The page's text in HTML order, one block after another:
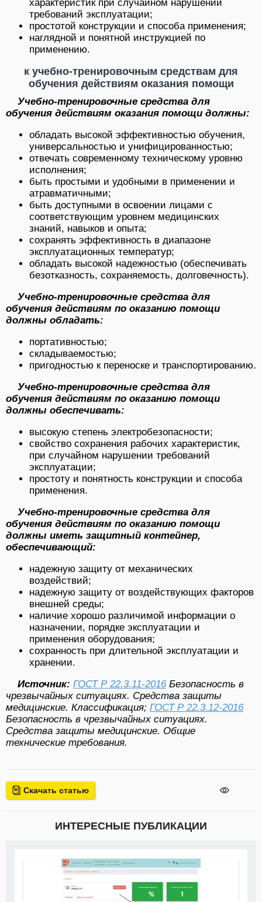
характеристик при случайном нарушении
требований эксплуатации;
простотой конструкции и способа применения;
наглядной и понятной инструкцией по
применению.
к учебно-тренировочным средствам для
обучения действиям оказания помощи
Учебно-тренировочные средства для
обучения действиям оказания помощи должны:
обладать высокой эффективностью обучения,
универсальностью и унифицированностью;
отвечать современному техническому уровню
исполнения;
быть простыми и удобными в применении и
атравматичными;
быть доступными в освоении лицами с
соответствующим уровнем медицинских
знаний, навыков и опыта;
сохранять эффективность в диапазоне
эксплуатационных температур;
обладать высокой надежностью (обеспечивать
безотказность, сохраняемость, долговечность).
Учебно-тренировочные средства для
обучения действиям по оказанию помощи
должны обладать:
портативностью;
складываемостью;
пригодностью к переноске и транспортированию.
Учебно-тренировочные средства для
обучения действиям по оказанию помощи
должны обеспечивать:
высокую степень электробезопасности;
свойство сохранения рабочих характеристик,
при случайном нарушении требований
эксплуатации;
простоту и понятность конструкции и способа
применения.
Учебно-тренировочные средства для
обучения действиям по оказанию помощи
должны иметь защитный контейнер,
обеспечивающий:
надежную защиту от механических
воздействий;
надежную защиту от воздействующих факторов
внешней среды;
наличие хорошо различимой информации о
назначении, порядке эксплуатации и
применения оборудования;
сохранность при длительной эксплуатации и
хранении.
Источник: ГОСТ Р 22.3.11-2016Безопасность в
чрезвычайных ситуациях. Средства защиты
медицинские. Классификация; ГОСТ Р 22.3.12-2016
Безопасность в чрезвычайных ситуациях.
Средства защиты медицинские. Общие
технические требования.
Скачать статью
ИНТЕРЕСНЫЕ ПУБЛИКАЦИИ